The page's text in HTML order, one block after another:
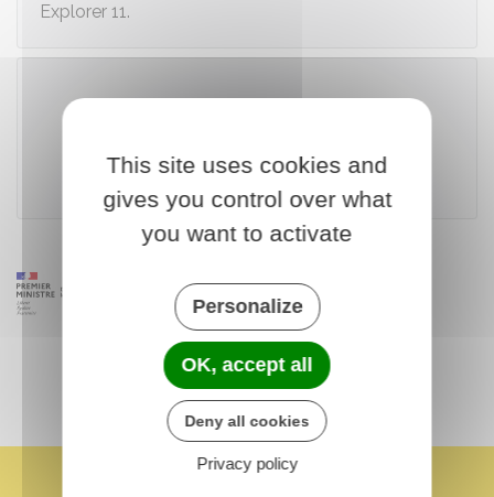
Explorer 11.
This site uses cookies and
gives you control over what
you want to activate
Personalize
OK, accept all
Deny all cookies
Privacy policy